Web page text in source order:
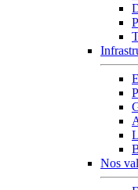
Nos